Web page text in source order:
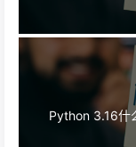
Python 3.16什